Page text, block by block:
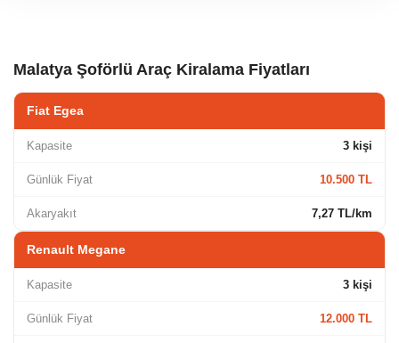
Malatya Şoförlü Araç Kiralama Fiyatları
Fiat Egea
Kapasite 3 kişi
Günlük Fiyat 10.500 TL
Akaryakıt 7,27 TL/km
Renault Megane
Kapasite 3 kişi
Günlük Fiyat 12.000 TL